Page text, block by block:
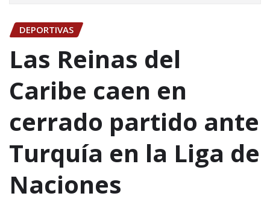
DEPORTIVAS
Las Reinas del
Caribe caen en
cerrado partido ante
Turquía en la Liga de
Naciones